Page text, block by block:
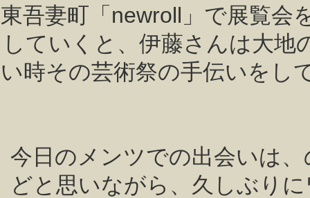
東吾妻町「newroll」で展覧会
していくと、伊藤さんは大地
い時その芸術祭の手伝いをし
今日のメンツでの出会いは
どと思いながら、久しぶり